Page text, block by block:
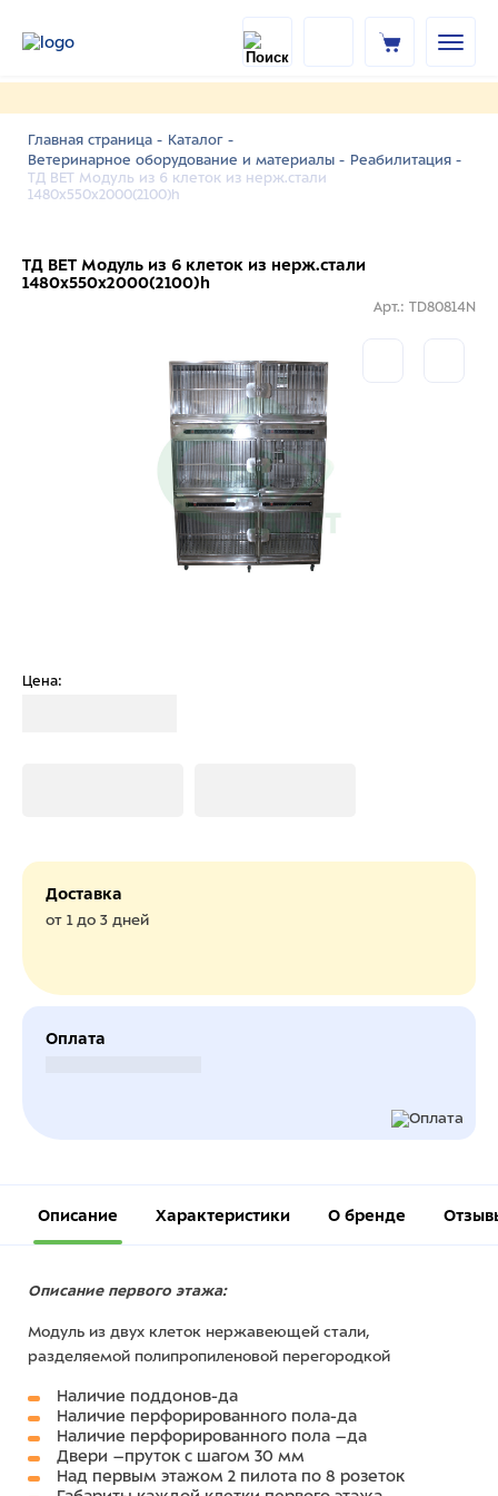
Главная страница - Каталог -
Ветеринарное оборудование и материалы - Реабилитация -
ТД ВЕТ Модуль из 6 клеток из нерж.стали
1480х550х2000(2100)h
ТД ВЕТ Модуль из 6 клеток из нерж.стали
1480х550х2000(2100)h
Арт.: TD80814N
Цена:
Доставка
от 1 до 3 дней
Оплата
Описание Характеристики О бренде
Описание первого этажа:
Модуль из двух клеток нержавеющей стали,
разделяемой полипропиленовой перегородкой
Наличие поддонов-да
Наличие перфорированного пола-да
Наличие перфорированного пола –да
Двери –пруток с шагом 30 мм
Над первым этажом 2 пилота по 8 розеток